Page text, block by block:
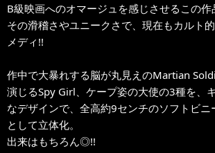
B級映画へのオマージュを感じさせるこの作
その滑稽さやユニークさで、現在もカルト
メディ!!
作中で大暴れする脳が丸見えのMartian
演じるSpy Girl、ケープ姿の大使の3種を、
なデザインで、全高約9センチのソフトビニ
として立体化。
出来はもちろん◎!!